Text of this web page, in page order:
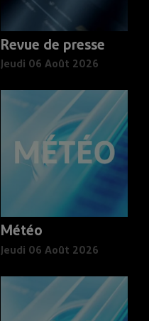
Revue de presse
Jeudi 06 Août 2026
Météo
Jeudi 06 Août 2026